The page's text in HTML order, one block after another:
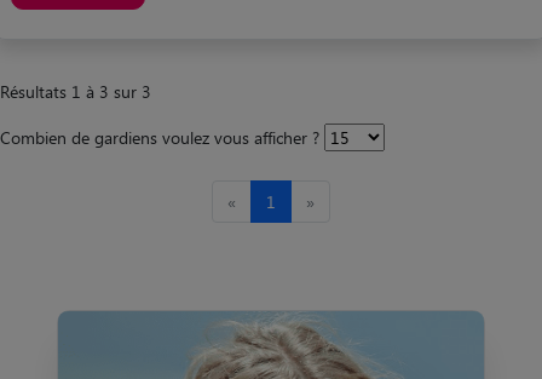
Résultats 1 à 3 sur 3
Combien de gardiens voulez vous afficher ?
« 1 »